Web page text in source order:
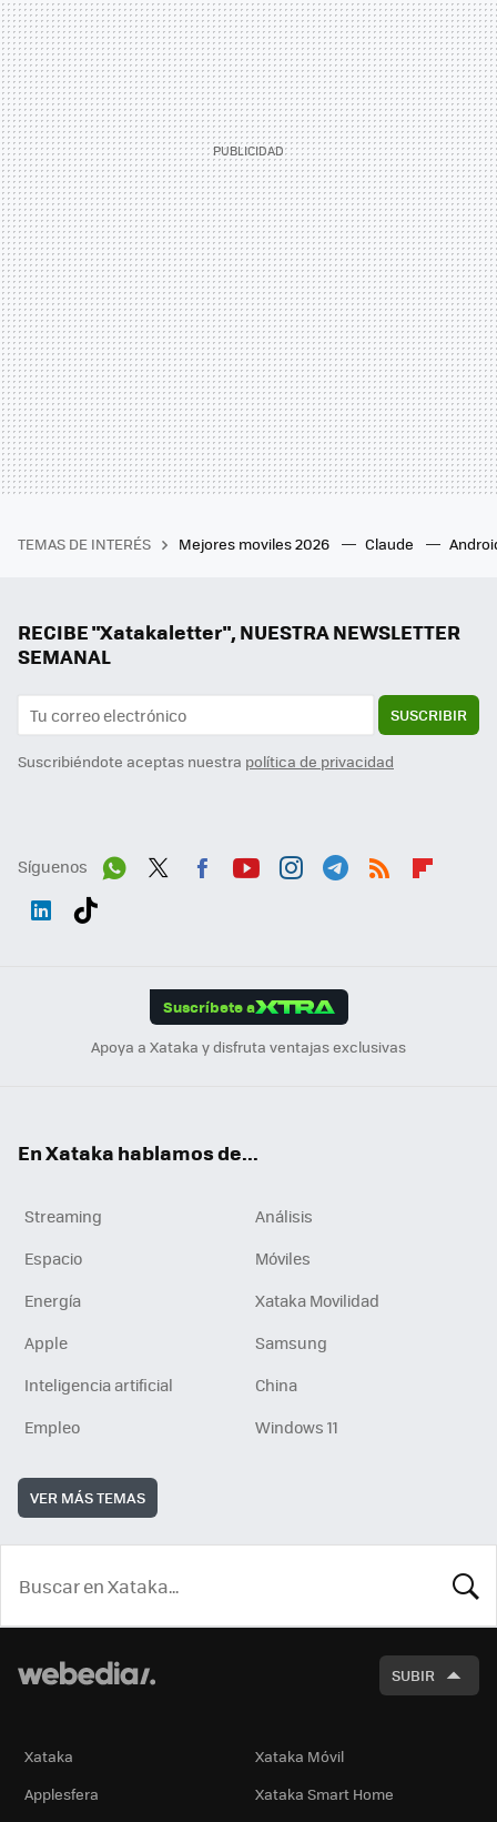
TEMAS DE INTERÉS Mejores moviles 2026 Claude
RECIBE "Xatakaletter", NUESTRA NEWSLETTER
SEMANAL
SUSCRIBIR
Suscribiéndote aceptas nuestra política de privacidad
Síguenos
Suscríbete a
Apoya a Xataka y disfruta ventajas exclusivas
En Xataka hablamos de...
Streaming
Análisis
Espacio
Móviles
Energía
Xataka Movilidad
Apple
Samsung
Inteligencia artificial
China
Empleo
Windows 11
VER MÁS TEMAS
SUBIR
Xataka
Xataka Móvil
Applesfera
Xataka Smart Home